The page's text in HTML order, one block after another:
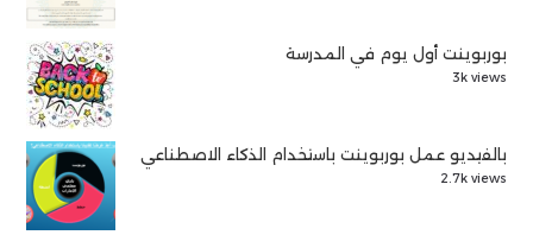
بوربوينت أول يوم في المدرسة
3k views
بالفيديو عمل بوربوينت باستخدام الذكاء الاصطناعي
2.7k views